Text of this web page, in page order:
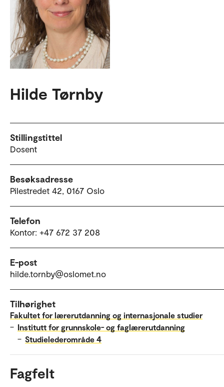
Hilde Tørnby
Stillingstittel
Dosent
Besøksadresse
Pilestredet 42, 0167 Oslo
Telefon
Kontor: +47 672 37 208
E-post
hilde.tornby@oslomet.no
Tilhørighet
Fakultet for lærerutdanning og internasjonale studier
– Institutt for grunnskole- og faglærerutdanning
– Studielederområde 4
Fagfelt